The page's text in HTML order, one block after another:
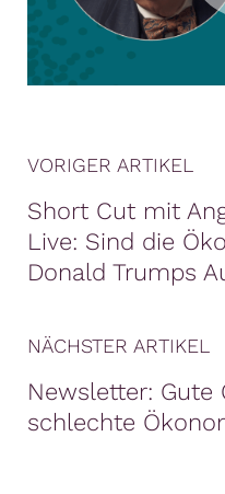
VORIGER ARTIKEL
Short Cut mit
Live: Sind die
Donald Trumps
NÄCHSTER ARTIKEL
Newsletter: Gute
schlechte